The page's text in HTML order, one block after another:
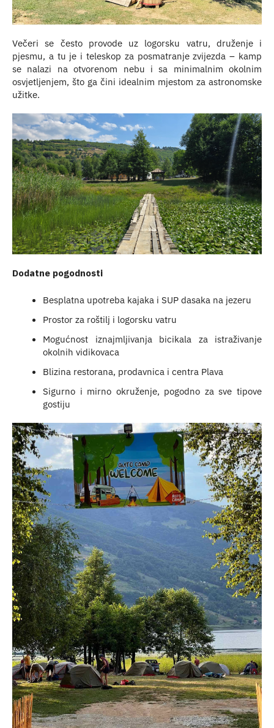
Večeri se često provode uz logorsku vatru, druženje i
pjesmu, a tu je i teleskop za posmatranje zvijezda – kamp
se nalazi na otvorenom nebu i sa minimalnim okolnim
osvjetljenjem, što ga čini idealnim mjestom za astronomske
užitke.
Dodatne pogodnosti
Besplatna upotreba kajaka i SUP dasaka na jezeru
Prostor za roštilj i logorsku vatru
Mogućnost iznajmljivanja bicikala za istraživanje
okolnih vidikovaca
Blizina restorana, prodavnica i centra Plava
Sigurno i mirno okruženje, pogodno za sve tipove
gostiju